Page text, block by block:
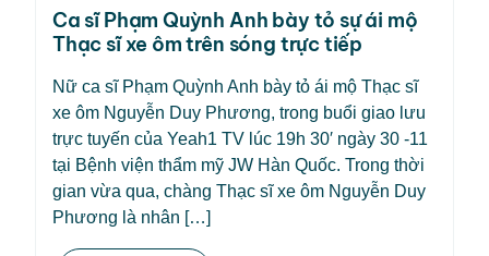
Ca sĩ Phạm Quỳnh Anh bày tỏ sự ái mộ
Thạc sĩ xe ôm trên sóng trực tiếp
Nữ ca sĩ Phạm Quỳnh Anh bày tỏ ái mộ Thạc sĩ
xe ôm Nguyễn Duy Phương, trong buổi giao lưu
trực tuyến của Yeah1 TV lúc 19h 30′ ngày 30 -11
tại Bệnh viện thẩm mỹ JW Hàn Quốc. Trong thời
gian vừa qua, chàng Thạc sĩ xe ôm Nguyễn Duy
Phương là nhân […]